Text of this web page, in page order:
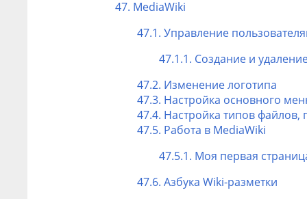
47. MediaWiki
47.1. Управление
47.1.1. Создание и
47.2. Изменение логотипа
47.3. Настройка основного
47.4. Настройка типов
47.5. Работа в MediaWiki
47.5.1. Моя первая
47.6. Азбука Wiki-разметки